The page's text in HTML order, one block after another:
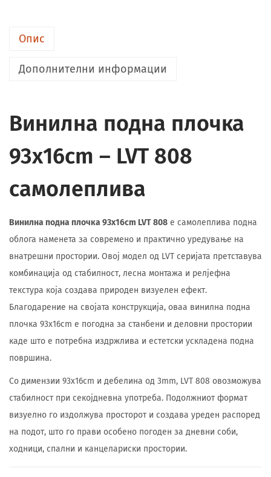
Опис
Дополнителни информации
Винилна подна плочка
93x16cm – LVT 808
самолеплива
Винилна подна плочка 93x16cm LVT 808 е самолеплива подна
облога наменета за современо и практично уредување на
внатрешни простории. Овој модел од LVT серијата претставува
комбинација од стабилност, лесна монтажа и релјефна
текстура која создава природен визуелен ефект.
Благодарение на својата конструкција, оваа винилна подна
плочка 93x16cm е погодна за станбени и деловни простории
каде што е потребна издржлива и естетски ускладена подна
површина.
Со димензии 93x16cm и дебелина од 3mm, LVT 808 овозможува
стабилност при секојдневна употреба. Подолжниот формат
визуелно го издолжува просторот и создава уреден распоред
на подот, што го прави особено погоден за дневни соби,
ходници, спални и канцелариски простории.